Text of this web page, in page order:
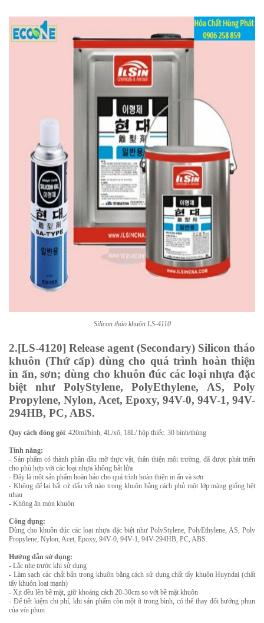
Silicon tháo khuôn LS-4110
2.[LS-4120] Release agent (Secondary) Silicon tháo
khuôn (Thứ cấp) dùng cho quá trình hoàn thiện
in ấn, sơn; dùng cho khuôn đúc các loại nhựa đặc
biệt như PolyStylene, PolyEthylene, AS, Poly
Propylene, Nylon, Acet, Epoxy, 94V-0, 94V-1, 94V-
294HB, PC, ABS.
Quy cách đóng gói: 420ml/bình, 4L/xô, 18L/ hộp thiếc. 30 bình/thùng
Tính năng:
- Sản phẩm có thành phần dầu mỡ thực vật, thân thiện môi trường, đã được phát triển
cho phù hợp với các loại nhựa không bắt lửa
- Đây là một sản phẩm hoàn hảo cho quá trình hoàn thiện in ấn và sơn
- Không để lại bất cứ dấu vết nào trong khuôn bằng cách phủ một lớp màng giống hệt
nhau
- Không ăn mòn khuôn
Công dụng:
Dùng cho khuôn đúc các loại nhựa đặc biệt như PolyStylene, PolyEthylene, AS, Poly
Propylene, Nylon, Acet, Epoxy, 94V-0, 94V-1, 94V-294HB, PC, ABS.
Hướng dẫn sử dụng:
- Lắc nhẹ trước khi sử dụng
- Làm sạch các chất bẩn trong khuôn bằng cách sử dụng chất tẩy khuôn Huyndai (chất
tẩy khuôn loại mạnh)
- Xịt đều lên bề mặt, giữ khoảng cách 20-30cm so với bề mặt khuôn
- Để tiết kiệm chi phí, khi sản phẩm còn một ít trong bình, có thể thay đổi hướng phun
của vòi phun